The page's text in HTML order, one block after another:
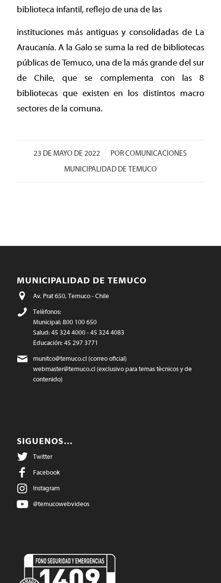
biblioteca infantil, reflejo de una de las
instituciones más antiguas y consolidadas de La
Araucanía. A la Galo se suma la red de bibliotecas
públicas de Temuco, una de la más grande del sur
de Chile, que se complementa con las 8
bibliotecas que existen en los distintos macro
sectores de la comuna.
23 DE MAYO DE 2022
/ PORCOMUNICACIONES
MUNICIPALIDAD DE TEMUCO
MUNICIPALIDAD DE TEMUCO
Av. Prat 650, Temuco - Chile
Teléfonos:
Municipal: 800 100 650
Salud: 45 324 4000 - 45 324 4083
Educación: 45 297 3771
munitco@temuco.cl(correo oficial)
webmaster@temuco.cl(exclusivo para temas técnicos y de
contenido)
SIGUENOS…
Twitter
Facebook
Instagram
@temucowebvideos